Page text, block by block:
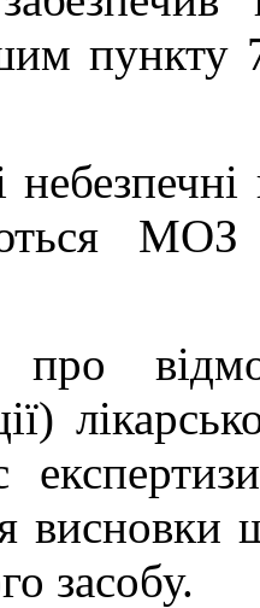
пункту
МОЗ
висновки
засобу.